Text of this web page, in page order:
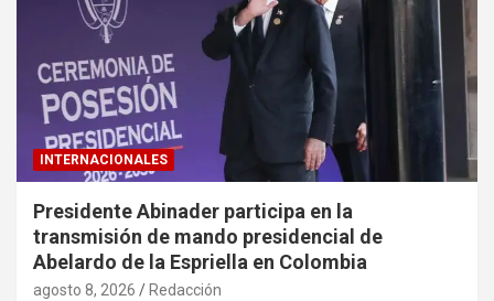
INTERNACIONALES
Presidente Abinader participa en la
transmisión de mando presidencial de
Abelardo de la Espriella en Colombia
agosto 8, 2026 Redacción